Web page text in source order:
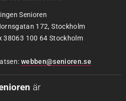
Senioren
172, Stockholm
38063 100 64 Stockholm
webben@senioren.se
är